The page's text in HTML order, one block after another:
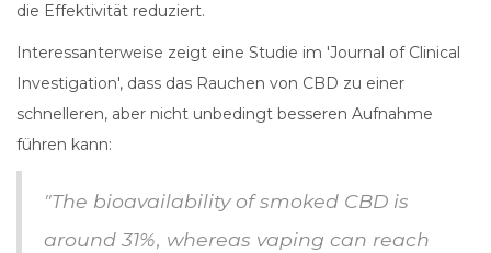
die Effektivität reduziert.
Interessanterweise zeigt eine Studie im 'Journal of Clinical
Investigation', dass das Rauchen von CBD zu einer
schnelleren, aber nicht unbedingt besseren Aufnahme
führen kann:
"The bioavailability of smoked CBD is
around 31%, whereas vaping can reach